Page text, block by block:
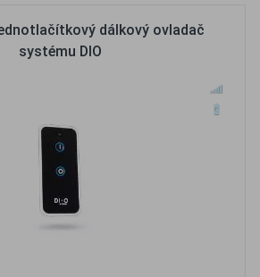
dálkový ovladač
systému DIO